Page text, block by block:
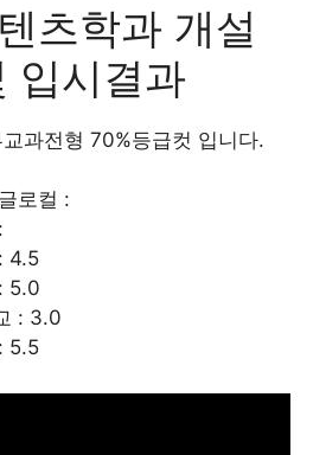
츠학과 개설
입시결과
과전형 70%등급컷 입니다.
로컬 :
4.5
5.0
: 3.0
5.5